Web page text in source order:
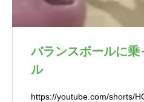
バランスボールに乗
ル
https://youtube.com/shorts/